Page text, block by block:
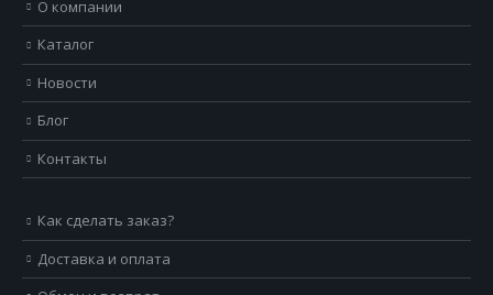
О компании
Каталог
Новости
Блог
Контакты
Как сделать заказ?
Доставка и оплата